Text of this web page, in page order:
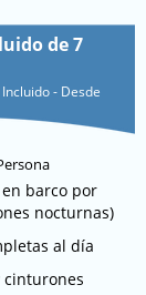
su partida, lo
comidas
buceo y le
lo mismo
tratarán como
y tardes,
para la
y fruta
de 7
- Desde
barco por
nocturnas)
al día
cinturones